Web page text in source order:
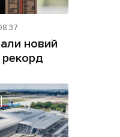
новий
рекорд